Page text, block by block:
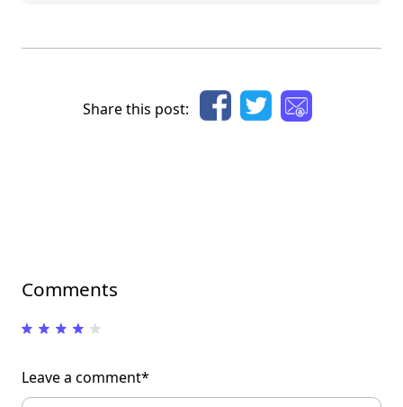
Share this post:
Comments
Leave a comment*